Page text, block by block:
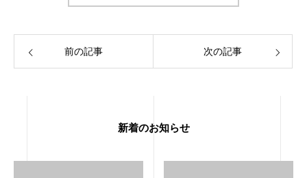
前の記事 次の記事
新着のお知らせ